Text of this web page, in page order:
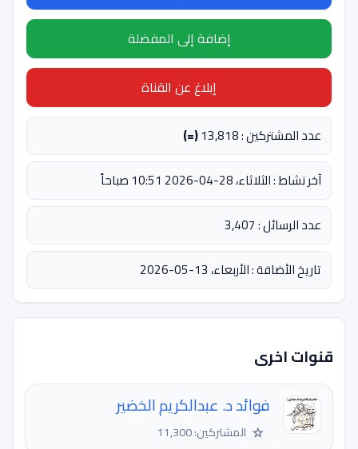
إضافة إلى المفضلة
إبلاغ عن القناة
عدد المشتركين : 13,818
(=)
آخر نشاط : الثلاثاء، 28-04-2026 10:51 صباحاً
عدد الرسائل : 3,407
تاريخ الأضافة : الأربعاء، 13-05-2026
قنوات اخرى
فوائد د. عبدالكريم الخضير
☆ المشتركين: 11,300